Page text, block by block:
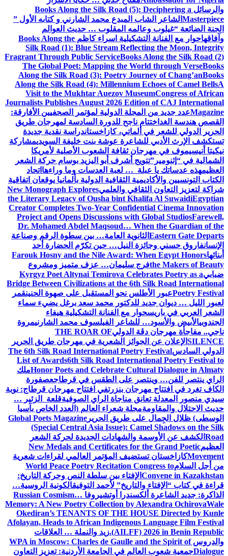
والرسائل Books Along the Silk Road (5): Deciphering a
Masterpiece الشاعر الشاب المبدع محمد الشارني و كتابه الأول ”
الجنة الضائعة “غيلوب وعالمه المقلوب … حديث العوالم
وآفاقهاحوار مع الفنانة التشكيلية اسراء كاظم Books Along the
Silk Road (1): Blue Stream Reflecting the Moon, Integrity
Fragrant Through Public ServiceBooks Along the Silk Road (2)
The Global Poet: Mapping the World through VerseBooks
Along the Silk Road (3): Poetry Journey of Chang’anBooks
Along the Silk Road (4): Millennium Echoes of Camel BellsA
Visit to the Mukhtar Auezov MuseumCongress of African
Journalists Publishes August 2026 Edition of CAJ International
Magazineعدد جديد من المجلة الدولية لمؤتمر الصحفيين الأفارقة:
القصص هندسة الغد اختتام ناجح للدورة السادسة لمهرجان طريق
الحرير الدولي للشعر في ألماتي، كازاخستاندراسة نقدية جديدة
تستكشف الإرث الأدبي للشاعرة عوشة بنت خليفة السويديمشاركة
نيكيتا أنيسيموف في مهرجان ثقافة الشعوب الأصلية لأمريكا
الشمالية في “إثنومير”تتويج أشرف أبو اليزيد بوسام حركة الشعر
العظيمهذه عدساتك يا عبلة … لعبة العدسات وما وراءها اتحاد
الكتاب التونسيين والأكاديمية الثقافية الدولية بألمانيا يوقعان اتفاقية
شراكة لتعزيز التعاون الثقافي والعلميNew Monograph Explores
the Literary Legacy of Ousha bint Khalifa Al SuwaidiEgyptian
Creator Completes Two-Year Confidential Cinema Innovation
Project and Opens Discussions with Global StudiosFarewell,
Dr. Mohamed Abdel Maqsoud… When the Guardian of the
Eastern Gate Departs الثانوية العامة… بين سطوة الرقم وصناعة
الإنسانفاروق حسني وجائزة النيل… حين تكرّم الحضارة أحد
أبنائهاFarouk Hosny and the Nile Award: When Egypt Honors
the Makers of Beautyفرج سليمان… عزف متميز ومشروع
ضبابيKyrgyz Poet Altynai Temirova Celebrates Poetry as a
Bridge Between Civilizations at the 6th Silk Road International
Poetry Festivalعبور الأطلس نحو المستقبل على صهوة الحنينقمر
لعبور الليل … ديوان جديد للدكتور محمد سعد برغل يضيء سماء
الشعر العربي في باريسحوار مع الفنانة التشكيلية هيفاء
الجندوبيالأبيض والأسود… للشاعر الفيلسوف محمد الشارنيمروة
ناجي.. مفاجأة مهرجان دڨة الدوليTHE ROAR OF
SILENCE الإعلان عن الجوائز الشعرية في مهرجان طريق الحرير
الدولي السادسThe 6th Silk Road International Poetry Festival
List of Awards6th Silk Road International Poetry Festival to
Honor Poets and Celebrate Cultural Dialogue in Almatyملك
الراي ينتصر للفن… وينتصر على الطقس في قرطاجعصفورة
الكاف تغرد في افتتاح مهرجان بنزرتفي افتتاح مهرجان قرطاج: نوبة
سيدي منصور المعدلة تعانق مناجاة الراي الصوفيةقلعة الزئير …
حديث الاحتلال والمقاومةمجلة شعراء العالم (العدد الخاص بآسيا
الوسطى) ظلال الجِمال على طريق الحرير Global Poets Magazine
(Special Central Asia Issue): Camel Shadows on the Silk
Road الكشف عن الأوسمة والشهادات الجديدة لحركة الشعر
العظيمNew Medals and Certificates for the Grand Poetic
Movementكازاخستان تستضيف المؤتمر العالمي لقراءات شعرية
من أجل السلامWorld Peace Poetry Recitation Congress to
Convene in Kazakhstan الإفتاء بين سلطة النص وحركة التاريخ:
قراءة في كتاب “الإفتاء والتاريخ” لأحمد التوفيقالكونية الروسية…
الذاكرة: جديد الشاعرة ألكسندرا أوتشيروفا Russian Cosmism…
Memory: A New Poetry Collection by Alexandra OchirovaWale
Okediran’s TENANTS OF THE HOUSE Directed by Kunle
Afolayan, Heads to African Indigenous Language Film Festival
(AILFF) 2026 in Benin Republic. زيد والنملة … العلاقات
والدروسWPA in Moscow: Charles de Gaulle and the Spirit of
Dialogueجمعية شعوب العالم في الجامعة الأردنية: تعزيز التعاون